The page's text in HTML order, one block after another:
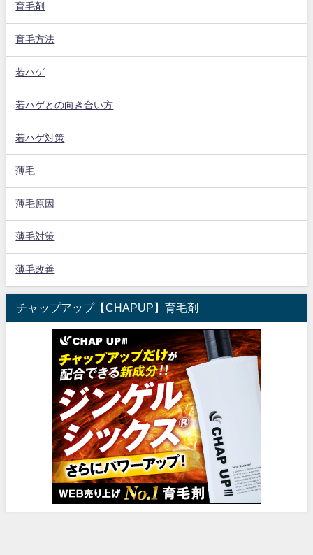
育毛剤
育毛方法
若ハゲ
若ハゲとの向き合い方
若ハゲ対策
薄毛
薄毛原因
薄毛対策
薄毛改善
チャップアップ【CHAPUP】育毛剤